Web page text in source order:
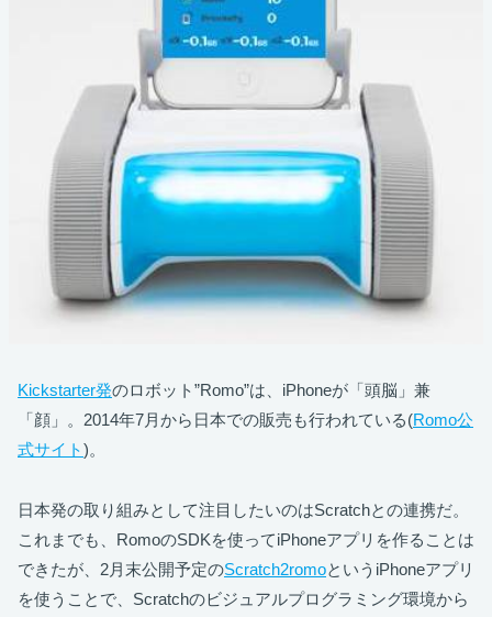
Kickstarter発のロボット”Romo”は、iPhoneが「頭脳」兼
「顔」。2014年7月から日本での販売も行われている(Romo公
式サイト)。
日本発の取り組みとして注目したいのはScratchとの連携だ。
これまでも、RomoのSDKを使ってiPhoneアプリを作ることは
できたが、2月末公開予定のScratch2romoというiPhoneアプリ
を使うことで、Scratchのビジュアルプログラミング環境から